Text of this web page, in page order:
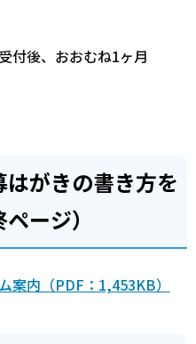
付後、おおむね1ヶ月
がきの書き方を
ージ）
内（PDF：1,453KB）